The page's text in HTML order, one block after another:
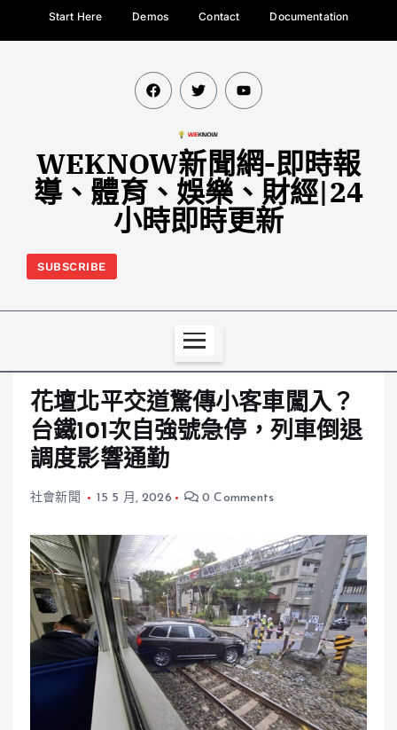
Start Here Demos Contact Documentation
WEKNOW新聞網-即時報
導、體育、娛樂、財經|24
小時即時更新
SUBSCRIBE
花壇北平交道驚傳小客車闖入？
台鐵101次自強號急停，列車倒退
調度影響通勤
社會新聞 15 5 月, 2026 0 Comments